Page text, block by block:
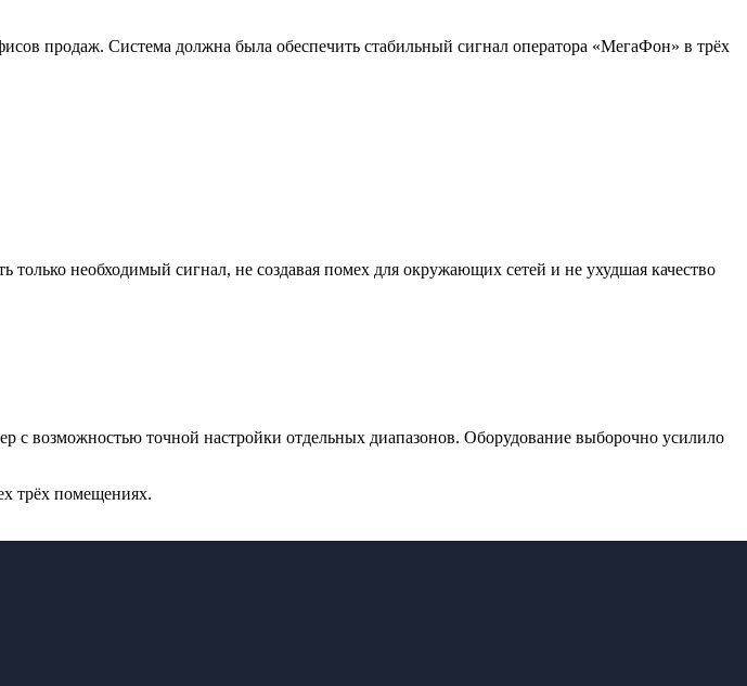
продаж. Система должна была обеспечить стабильный сигнал оператора «МегаФон» в трёх
необходимый сигнал, не создавая помех для окружающих сетей и не ухудшая качество
возможностью точной настройки отдельных диапазонов. Оборудование выборочно усилило
трёх помещениях.